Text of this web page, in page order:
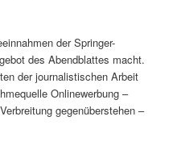
der Springer-
des Abendblattes macht.
der journalistischen Arbeit
Onlinewerbung –
gegenüberstehen –